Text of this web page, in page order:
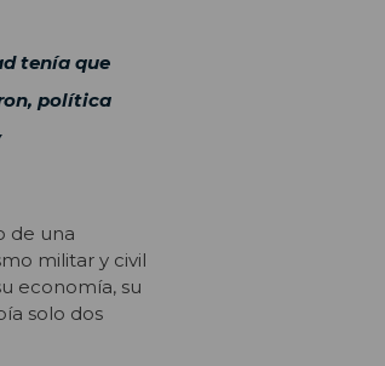
tenía que
política
de una
militar y civil
economía, su
solo dos